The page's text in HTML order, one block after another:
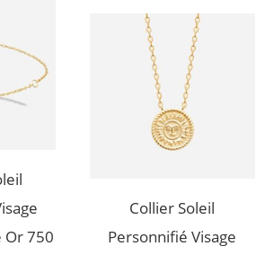
Or 750
Collier Soleil
Personnifié Visage